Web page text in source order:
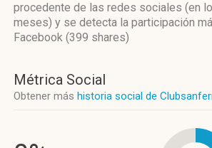
procedente de las redes sociales (en
meses) y se detecta la participación
Facebook (399 shares)
Métrica Social
Obtener más historia social de